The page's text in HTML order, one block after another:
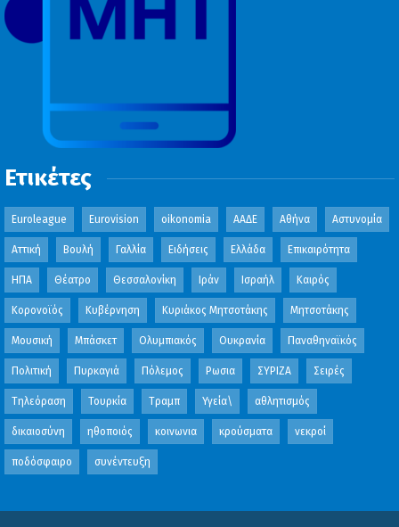
Ετικέτες
Euroleague Eurovision oikonomia ΑΑΔΕ Αθήνα Αστυνομία
Αττική Βουλή Γαλλία Ειδήσεις Ελλάδα Επικαιρότητα
ΗΠΑ Θέατρο Θεσσαλονίκη Ιράν Ισραήλ Καιρός
Κορονοϊός Κυβέρνηση Κυριάκος Μητσοτάκης Μητσοτάκης
Μουσική Μπάσκετ Ολυμπιακός Ουκρανία Παναθηναϊκός
Πολιτική Πυρκαγιά Πόλεμος Ρωσια ΣΥΡΙΖΑ Σειρές
Τηλεόραση Τουρκία Τραμπ Υγεία\ αθλητισμός
δικαιοσύνη ηθοποιός κοινωνια κρούσματα νεκροί
ποδόσφαιρο συνέντευξη